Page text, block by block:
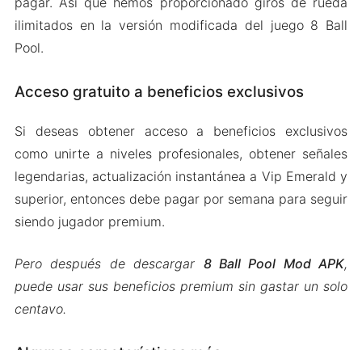
ilimitados en la versión modificada del juego 8 Ball
Pool.
Acceso gratuito a beneficios exclusivos
Si deseas obtener acceso a beneficios exclusivos
como unirte a niveles profesionales, obtener señales
legendarias, actualización instantánea a Vip Emerald y
superior, entonces debe pagar por semana para seguir
siendo jugador premium.
Pero después de descargar 8 Ball Pool Mod APK,
puede usar sus beneficios premium sin gastar un solo
centavo.